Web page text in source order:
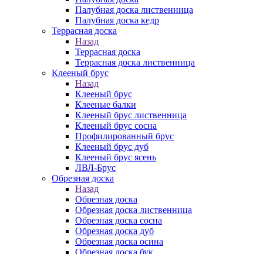
Палубная доска лиственница
Палубная доска кедр
Террасная доска
Назад
Террасная доска
Террасная доска лиственница
Клееный брус
Назад
Клееный брус
Клееные балки
Клееный брус лиственница
Клееный брус сосна
Профилированный брус
Клееный брус дуб
Клееный брус ясень
ЛВЛ-Брус
Обрезная доска
Назад
Обрезная доска
Обрезная доска лиственница
Обрезная доска сосна
Обрезная доска дуб
Обрезная доска осина
Обрезная доска бук